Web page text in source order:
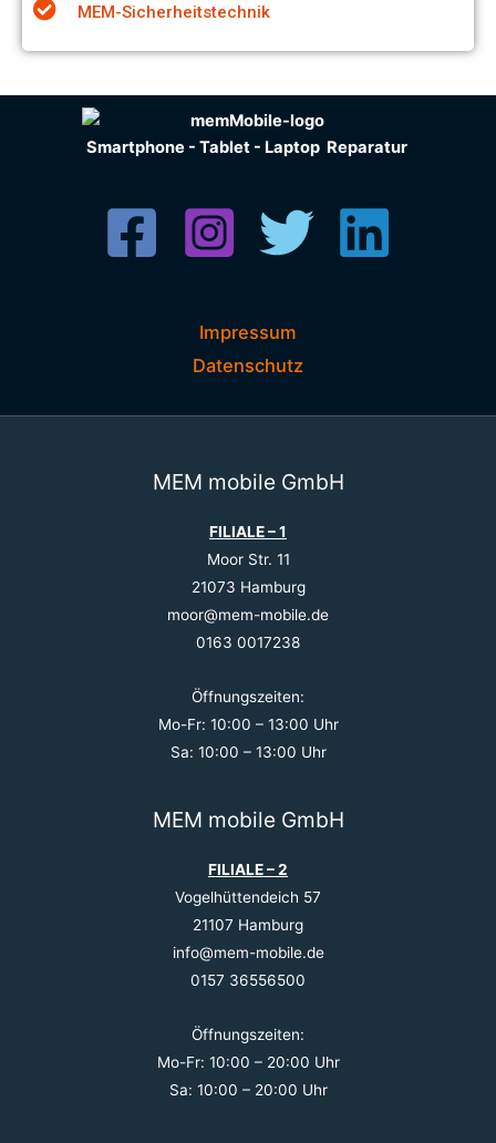
MEM-Sicherheitstechnik
Smartphone - Tablet - Laptop Reparatur
Impressum
Datenschutz
MEM mobile GmbH
FILIALE – 1
Moor Str. 11
21073 Hamburg
moor@mem-mobile.de
0163 0017238
Öffnungszeiten:
Mo-Fr: 10:00 – 13:00 Uhr
Sa: 10:00 – 13:00 Uhr
MEM mobile GmbH
FILIALE – 2
Vogelhüttendeich 57
21107 Hamburg
info@mem-mobile.de
0157 36556500
Öffnungszeiten:
Mo-Fr: 10:00 – 20:00 Uhr
Sa: 10:00 – 20:00 Uhr